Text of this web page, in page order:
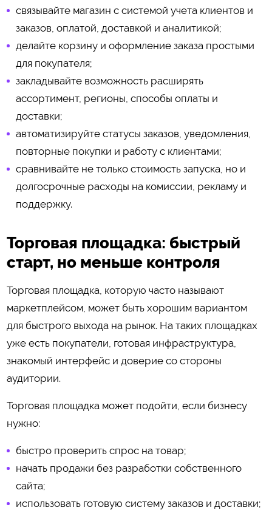
связывайте магазин с системой учета клиентов и
заказов, оплатой, доставкой и аналитикой;
делайте корзину и оформление заказа простыми
для покупателя;
закладывайте возможность расширять
ассортимент, регионы, способы оплаты и
доставки;
автоматизируйте статусы заказов, уведомления,
повторные покупки и работу с клиентами;
сравнивайте не только стоимость запуска, но и
долгосрочные расходы на комиссии, рекламу и
поддержку.
Торговая площадка: быстрый
старт, но меньше контроля
Торговая площадка, которую часто называют
маркетплейсом, может быть хорошим вариантом
для быстрого выхода на рынок. На таких площадках
уже есть покупатели, готовая инфраструктура,
знакомый интерфейс и доверие со стороны
аудитории.
Торговая площадка может подойти, если бизнесу
нужно:
быстро проверить спрос на товар;
начать продажи без разработки собственного
сайта;
использовать готовую систему заказов и доставки;